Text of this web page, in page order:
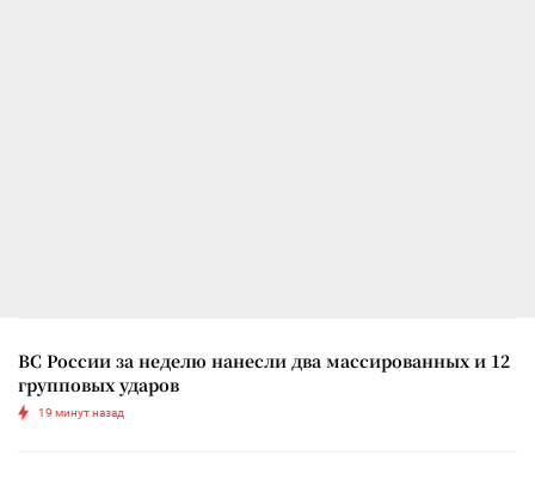
ВС России за неделю нанесли два массированных и 12
групповых ударов
19 минут назад